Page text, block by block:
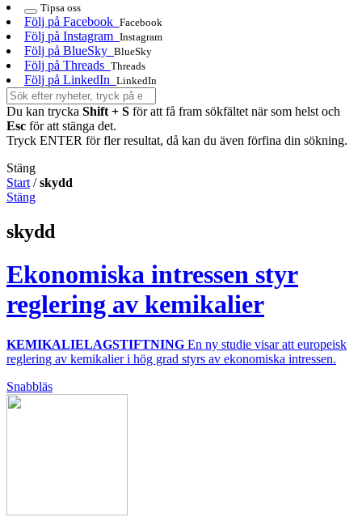
Tipsa oss
Följ på Facebook Facebook
Följ på Instagram Instagram
Följ på BlueSky BlueSky
Följ på Threads Threads
Följ på LinkedIn LinkedIn
Du kan trycka Shift + S för att få fram sökfältet när som helst och
Esc för att stänga det.
Tryck ENTER för fler resultat, då kan du även förfina din sökning.
Stäng
Start /skydd
Stäng
skydd
Ekonomiska intressen styr
reglering av kemikalier
KEMIKALIELAGSTIFTNING En ny studie visar att europeisk
reglering av kemikalier i hög grad styrs av ekonomiska intressen.
Snabbläs